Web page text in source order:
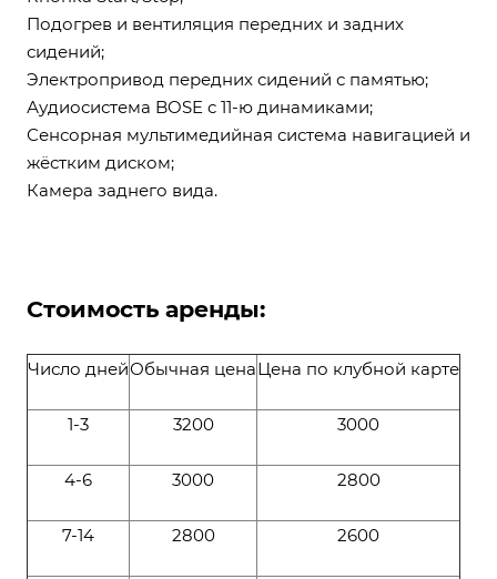
Подогрев и вентиляция передних и задних
сидений;
Электропривод передних сидений с памятью;
Аудиосистема BOSE с 11-ю динамиками;
Сенсорная мультимедийная система навигацией и
жёстким диском;
Камера заднего вида.
Стоимость аренды:
Число днейОбычная ценаЦена по клубной карте
1-3 3200 3000
4-6 3000 2800
7-14 2800 2600